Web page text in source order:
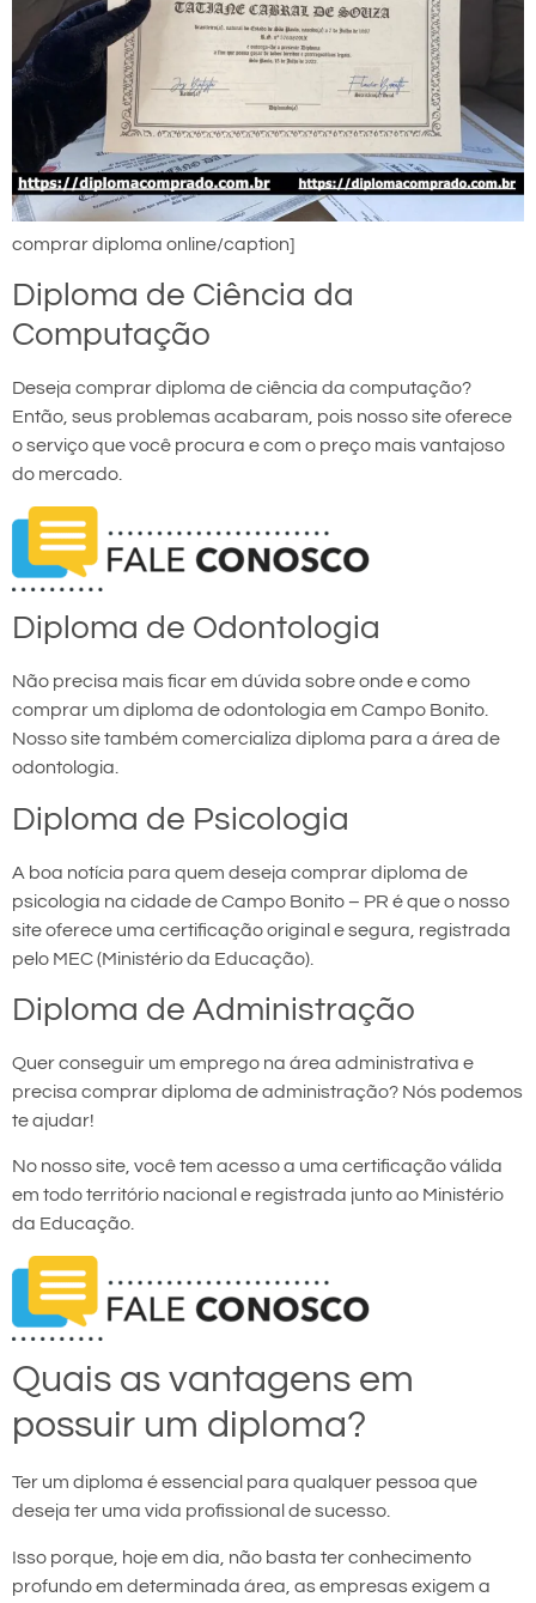
comprar diploma online/caption]
Diploma de Ciência da
Computação
Deseja comprar diploma de ciência da computação?
Então, seus problemas acabaram, pois nosso site oferece
o serviço que você procura e com o preço mais vantajoso
do mercado.
Diploma de Odontologia
Não precisa mais ficar em dúvida sobre onde e como
comprar um diploma de odontologia em Campo Bonito.
Nosso site também comercializa diploma para a área de
odontologia.
Diploma de Psicologia
A boa notícia para quem deseja comprar diploma de
psicologia na cidade de Campo Bonito – PR é que o nosso
site oferece uma certificação original e segura, registrada
pelo MEC (Ministério da Educação).
Diploma de Administração
Quer conseguir um emprego na área administrativa e
precisa comprar diploma de administração? Nós podemos
te ajudar!
No nosso site, você tem acesso a uma certificação válida
em todo território nacional e registrada junto ao Ministério
da Educação.
Quais as vantagens em
possuir um diploma?
Ter um diploma é essencial para qualquer pessoa que
deseja ter uma vida profissional de sucesso.
Isso porque, hoje em dia, não basta ter conhecimento
profundo em determinada área, as empresas exigem a